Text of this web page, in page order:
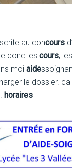
au concoursd’
donc les cours, les
moi aide
le dossier.
horaires